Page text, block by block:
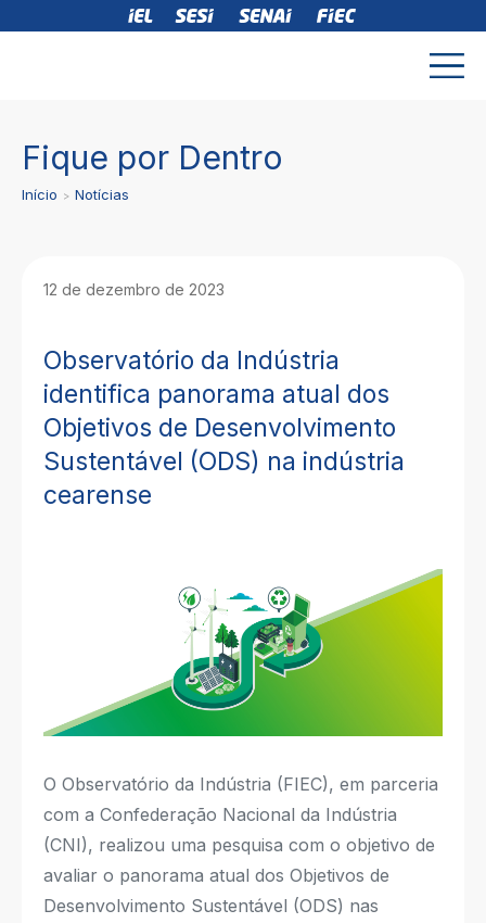
Fique por Dentro
Início Notícias
12 de dezembro de 2023
Observatório da Indústria
identifica panorama atual dos
Objetivos de Desenvolvimento
Sustentável (ODS) na indústria
cearense
O Observatório da Indústria (FIEC), em parceria
com a Confederação Nacional da Indústria
(CNI), realizou uma pesquisa com o objetivo de
avaliar o panorama atual dos Objetivos de
Desenvolvimento Sustentável (ODS) nas